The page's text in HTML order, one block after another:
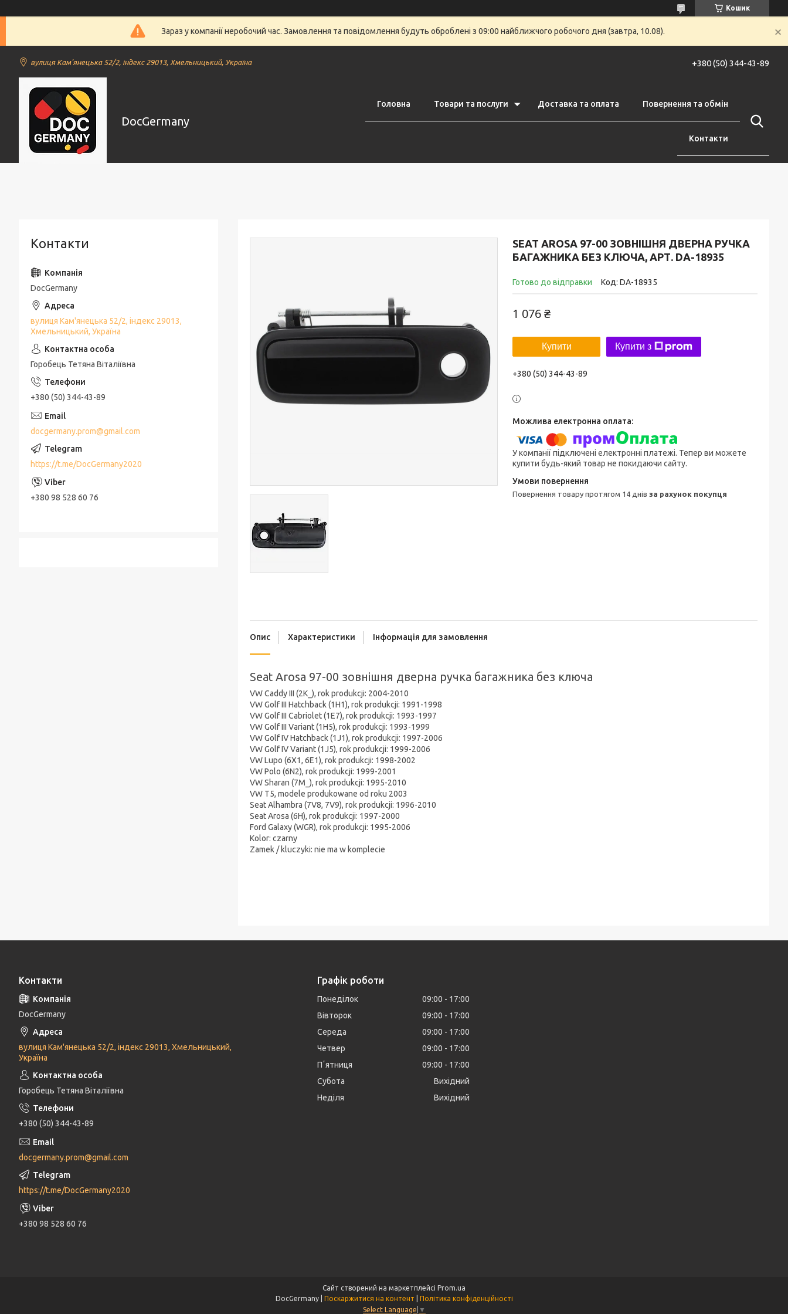
Кошик
Зараз у компанії неробочий час. Замовлення та повідомлення будуть оброблені з 09:00 найближчого робочого дня (завтра, 10.08).
вулиця Кам'янецька 52/2, індекс 29013, Хмельницький, Україна +380 (50) 344-43-89
DocGermany
Головна Товари та послуги Доставка та оплата Повернення та обмін
Контакти
SEAT AROSA 97-00 ЗОВНІШНЯ ДВЕРНА РУЧКА
БАГАЖНИКА БЕЗ КЛЮЧА, АРТ. DA-18935
Готово до відправки Код: DA-18935
1 076 ₴
Купити Купити з
+380 (50) 344-43-89
У компанії підключені електронні платежі. Тепер ви можете
купити будь-який товар не покидаючи сайту.
повернення товару протягом 14 днів за рахунок покупця
Опис Характеристики Інформація для замовлення
Seat Arosa 97-00 зовнішня дверна ручка багажника без ключа
VW Caddy III (2K_), rok produkcji: 2004-2010
VW Golf III Hatchback (1H1), rok produkcji: 1991-1998
VW Golf III Cabriolet (1E7), rok produkcji: 1993-1997
VW Golf III Variant (1H5), rok produkcji: 1993-1999
VW Golf IV Hatchback (1J1), rok produkcji: 1997-2006
VW Golf IV Variant (1J5), rok produkcji: 1999-2006
VW Lupo (6X1, 6E1), rok produkcji: 1998-2002
VW Polo (6N2), rok produkcji: 1999-2001
VW Sharan (7M_), rok produkcji: 1995-2010
VW T5, modele produkowane od roku 2003
Seat Alhambra (7V8, 7V9), rok produkcji: 1996-2010
Seat Arosa (6H), rok produkcji: 1997-2000
Ford Galaxy (WGR), rok produkcji: 1995-2006
Kolor: czarny
Zamek / kluczyki: nie ma w komplecie
Контакти
DocGermany
вулиця Кам'янецька 52/2, індекс 29013,
Хмельницький, Україна
Горобець Тетяна Віталіївна
+380 (50) 344-43-89
docgermany.prom@gmail.com
https://t.me/DocGermany2020
+380 98 528 60 76
Контакти
DocGermany
вулиця Кам'янецька 52/2, індекс 29013, Хмельницький,
Україна
Горобець Тетяна Віталіївна
+380 (50) 344-43-89
docgermany.prom@gmail.com
https://t.me/DocGermany2020
+380 98 528 60 76
Графік роботи
Понеділок 09:00
17:00
Вівторок
09:00
17:00
Середа
09:00
17:00
Четвер
09:00
17:00
Пʼятниця
09:00
17:00
Субота
Вихідний
Неділя
Вихідний
Сайт створений на маркетплейсі Prom.ua
Поскаржитися на контент
Політика конфіденційності
Select Language ▼